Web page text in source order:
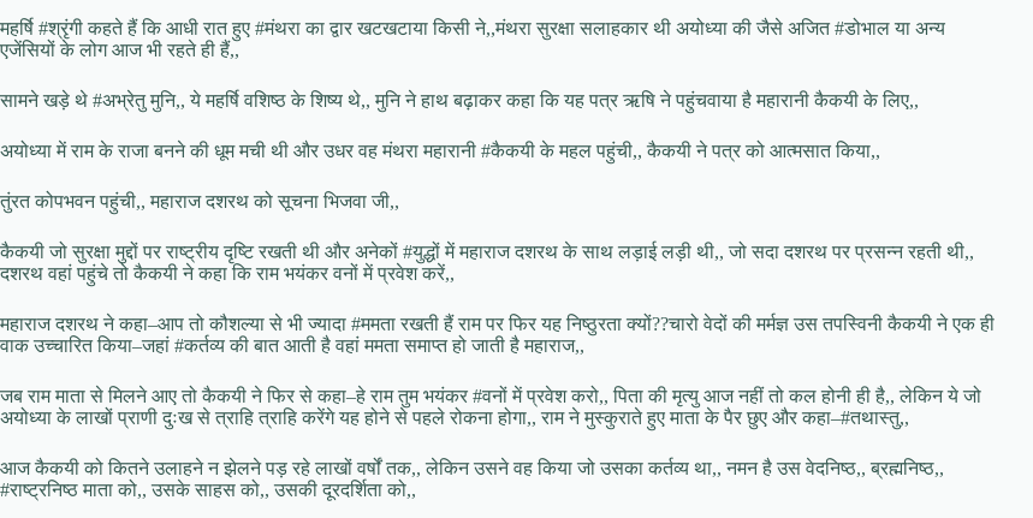
महर्षि #श्रृंगी कहते हैं कि आधी रात हुए #मंथरा का द्वार खटखटाया किसी ने,,मंथरा सुरक्षा सलाहकार थी अयोध्या की जैसे अजित #डोभाल या अन्य
एजेंसियों के लोग आज भी रहते ही हैं,,
सामने खड़े थे #अभ्रेतु मुनि,, ये महर्षि वशिष्ठ के शिष्य थे,, मुनि ने हाथ बढ़ाकर कहा कि यह पत्र ऋषि ने पहुंचवाया है महारानी कैकयी के लिए,,
अयोध्या में राम के राजा बनने की धूम मची थी और उधर वह मंथरा महारानी #कैकयी के महल पहुंची,, कैकयी ने पत्र को आत्मसात किया,,
तुंरत कोपभवन पहुंची,, महाराज दशरथ को सूचना भिजवा जी,,
कैकयी जो सुरक्षा मुद्दों पर राष्ट्रीय दृष्टि रखती थी और अनेकों #युद्धों में महाराज दशरथ के साथ लड़ाई लड़ी थी,, जो सदा दशरथ पर प्रसन्न रहती थी,,
दशरथ वहां पहुंचे तो कैकयी ने कहा कि राम भयंकर वनों में प्रवेश करें,,
महाराज दशरथ ने कहा–आप तो कौशल्या से भी ज्यादा #ममता रखती हैं राम पर फिर यह निष्ठुरता क्यों??चारो वेदों की मर्मज्ञ उस तपस्विनी कैकयी ने एक ही
वाक उच्चारित किया–जहां #कर्तव्य की बात आती है वहां ममता समाप्त हो जाती है महाराज,,
जब राम माता से मिलने आए तो कैकयी ने फिर से कहा–हे राम तुम भयंकर #वनों में प्रवेश करो,, पिता की मृत्यु आज नहीं तो कल होनी ही है,, लेकिन ये जो
अयोध्या के लाखों प्राणी दुःख से त्राहि त्राहि करेंगे यह होने से पहले रोकना होगा,, राम ने मुस्कुराते हुए माता के पैर छुए और कहा–#तथास्तु,,
आज कैकयी को कितने उलाहने न झेलने पड़ रहे लाखों वर्षों तक,, लेकिन उसने वह किया जो उसका कर्तव्य था,, नमन है उस वेदनिष्ठ,, ब्रह्मनिष्ठ,,
#राष्ट्रनिष्ठ माता को,, उसके साहस को,, उसकी दूरदर्शिता को,,